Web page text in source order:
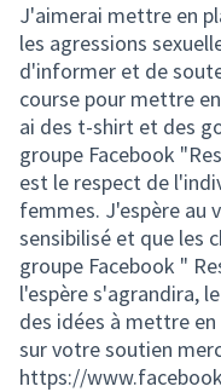
J'aimerai mettre en
les agressions
d'informer et de
course pour mettre
ai des t-shirt et des
groupe Facebook
est le respect de
femmes. J'espère au
sensibilisé et que les
groupe Facebook "
l'espère s'agrandira,
des idées à mettre
sur votre soutien
https://